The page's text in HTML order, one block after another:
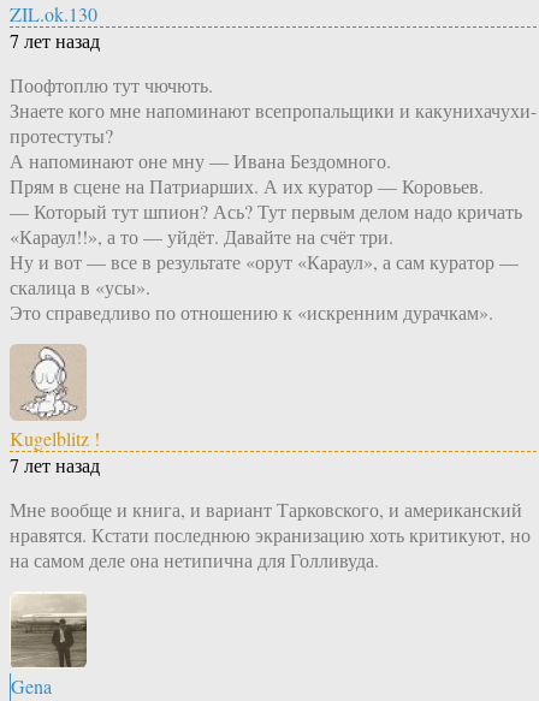
ZIL.ok.130
7 лет назад
Поофтоплю тут чючють.
Знаете кого мне напоминают всепропальщики и какунихачухи-
протестуты?
А напоминают оне мну — Ивана Бездомного.
Прям в сцене на Патриарших. А их куратор — Коровьев.
— Который тут шпион? Ась? Тут первым делом надо кричать
«Караул!!», а то — уйдёт. Давайте на счёт три.
Ну и вот — все в результате «орут «Караул», а сам куратор —
скалица в «усы».
Это справедливо по отношению к «искренним дурачкам».
Kugelblitz !
7 лет назад
Мне вообще и книга, и вариант Тарковского, и американский
нравятся. Кстати последнюю экранизацию хоть критикуют, но
на самом деле она нетипична для Голливуда.
Gena